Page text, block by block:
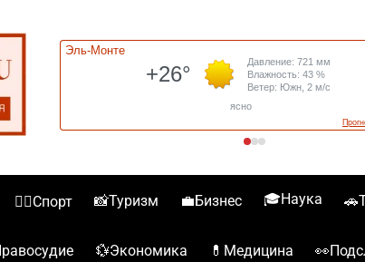
🏋️‍♀️Спорт 📸Туризм 💼Бизнес 🎓Наука
💱Экономика 💊Медицина